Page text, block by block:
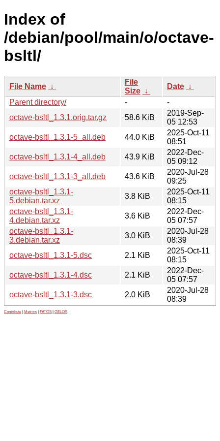
Index of
/debian/pool/main/o/octave-
bsltl/
File Name ↓
File
Size ↓
Date ↓
Parent directory/
-
-
octave-bsltl_1.3.1.orig.tar.gz
58.6 KiB
2019-Sep-
05 12:53
octave-bsltl_1.3.1-5_all.deb
44.0 KiB
2025-Oct-11
08:51
octave-bsltl_1.3.1-4_all.deb
43.9 KiB
2022-Dec-
05 09:12
octave-bsltl_1.3.1-3_all.deb
43.6 KiB
2020-Jul-28
09:25
octave-bsltl_1.3.1-
5.debian.tar.xz
3.8 KiB
2025-Oct-11
08:15
octave-bsltl_1.3.1-
4.debian.tar.xz
3.6 KiB
2022-Dec-
05 07:57
octave-bsltl_1.3.1-
3.debian.tar.xz
3.0 KiB
2020-Jul-28
08:39
octave-bsltl_1.3.1-5.dsc
2.1 KiB
2025-Oct-11
08:15
octave-bsltl_1.3.1-4.dsc
2.1 KiB
2022-Dec-
05 07:57
octave-bsltl_1.3.1-3.dsc
2.0 KiB
2020-Jul-28
08:39
Contribute Metrics PATOS GELOS